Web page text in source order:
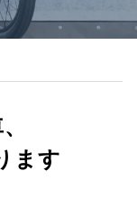
ます